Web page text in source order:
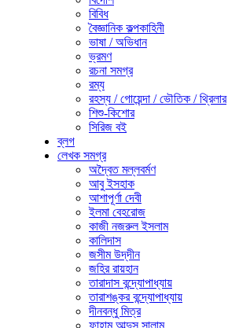
বিবিধ
বৈজ্ঞানিক কল্পকাহিনী
ভাষা / অভিধান
ভ্রমণ
রচনা সমগ্র
রম্য
রহস্য / গোয়েন্দা / ভৌতিক / থ্রিলার
শিশু-কিশোর
সিরিজ বই
ব্লগ
লেখক সমগ্র
অদ্বৈত মল্লবর্মণ
আবু ইসহাক
আশাপূর্ণা দেবী
ইলমা বেহরোজ
কাজী নজরুল ইসলাম
কালিদাস
জসীম উদ্‌দীন
জহির রায়হান
তারাদাস বন্দ্যোপাধ্যায়
তারাশঙ্কর বন্দ্যোপাধ্যায়
দীনবন্ধু মিত্র
ফাহাম আব্দুস সালাম